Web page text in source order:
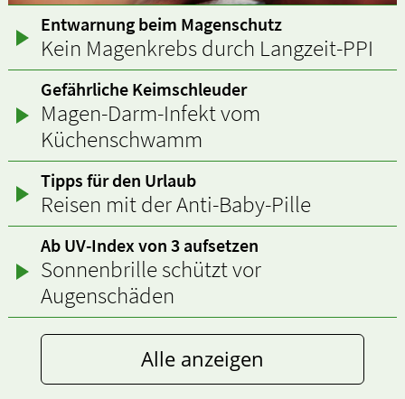
Entwarnung beim Magenschutz
Kein Magenkrebs durch Langzeit-PPI
Gefährliche Keimschleuder
Magen-Darm-Infekt vom
Küchenschwamm
Tipps für den Urlaub
Reisen mit der Anti-Baby-Pille
Ab UV-Index von 3 aufsetzen
Sonnenbrille schützt vor
Augenschäden
Alle anzeigen